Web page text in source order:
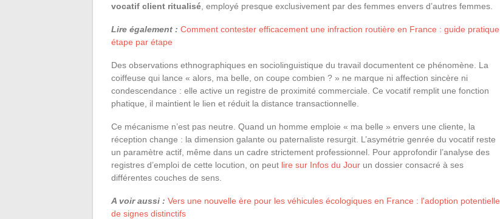
vocatif client ritualisé , employé presque exclusivement par des femmes envers d’autres femmes.
Lire également : Comment contester efficacement une infraction routière en France : guide pratique
étape par étape
Des observations ethnographiques en sociolinguistique du travail documentent ce phénomène. La
coiffeuse qui lance « alors, ma belle, on coupe combien ? » ne marque ni affection sincère ni
condescendance : elle active un registre de proximité commerciale. Ce vocatif remplit une fonction
phatique, il maintient le lien et réduit la distance transactionnelle.
Ce mécanisme n’est pas neutre. Quand un homme emploie « ma belle » envers une cliente, la
réception change : la dimension galante ou paternaliste resurgit. L’asymétrie genrée du vocatif reste
un paramètre actif, même dans un cadre strictement professionnel. Pour approfondir l’analyse des
registres d’emploi de cette locution, on peut lire sur Infos du Jour un dossier consacré à ses
différentes couches de sens.
A voir aussi : Vers une nouvelle ère pour les véhicules écologiques en France : l'adoption potentielle
de signes distinctifs